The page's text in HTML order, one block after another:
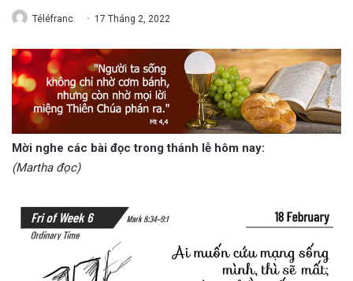
Téléfranc 17 Tháng 2, 2022
Mời nghe các bài đọc trong thánh lễ hôm nay:
(Martha đọc)